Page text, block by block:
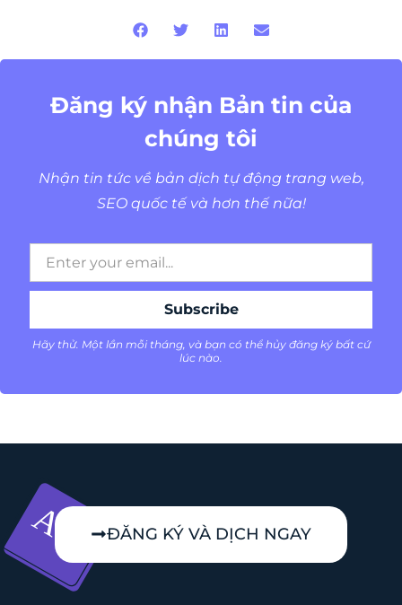
Đăng ký nhận Bản tin của
chúng tôi
Nhận tin tức về bản dịch tự động trang web,
SEO quốc tế và hơn thế nữa!
Hãy thử. Một lần mỗi tháng, và bạn có thể hủy đăng ký bất cứ
lúc nào.
ĐĂNG KÝ VÀ DỊCH NGAY